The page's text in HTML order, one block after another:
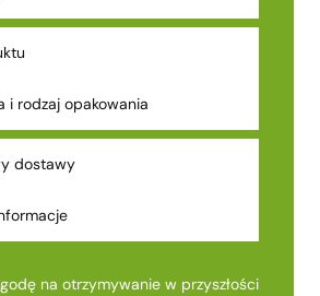
na otrzymywanie w przyszłości